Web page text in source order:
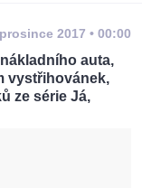
2017 • 00:00
auta,
vystřihovánek,
ze série Já,